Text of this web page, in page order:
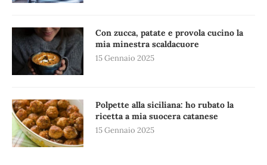
Con zucca, patate e provola cucino la
mia minestra scaldacuore
15 Gennaio 2025
Polpette alla siciliana: ho rubato la
ricetta a mia suocera catanese
15 Gennaio 2025